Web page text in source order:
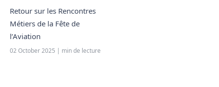
Retour sur les Rencontres
Métiers de la Fête de
l’Aviation
02 October 2025 | min de lecture